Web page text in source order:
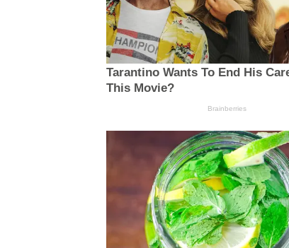
Tarantino Wants To End His
This Movie?
Brainberries